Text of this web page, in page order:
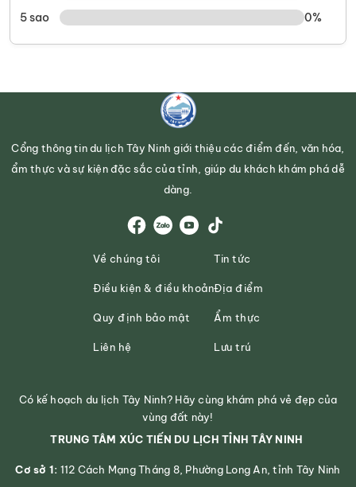
5 sao
0%
Cổng thông tin du lịch Tây Ninh giới thiệu các điểm đến, văn hóa,
ẩm thực và sự kiện đặc sắc của tỉnh, giúp du khách khám phá dễ
dàng.
Về chúng tôi
Điều kiện & điều khoản
Quy định bảo mật
Liên hệ
Tin tức
Địa điểm
Ẩm thực
Lưu trú
Có kế hoạch du lịch Tây Ninh? Hãy cùng khám phá vẻ đẹp của
vùng đất này!
TRUNG TÂM XÚC TIẾN DU LỊCH TỈNH TÂY NINH
Cơ sở 1: 112 Cách Mạng Tháng 8, Phường Long An, tỉnh Tây Ninh